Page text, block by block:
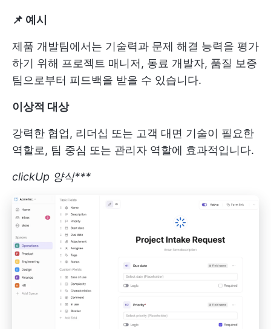
📌 예시
제품 개발팀에서는 기술력과 문제 해결 능력을 평가
하기 위해 프로젝트 매니저, 동료 개발자, 품질 보증
팀으로부터 피드백을 받을 수 있습니다.
이상적 대상
강력한 협업, 리더십 또는 고객 대면 기술이 필요한
역할로, 팀 중심 또는 관리자 역할에 효과적입니다.
clickUp 양식***